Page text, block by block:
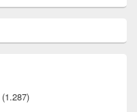
(1.287)